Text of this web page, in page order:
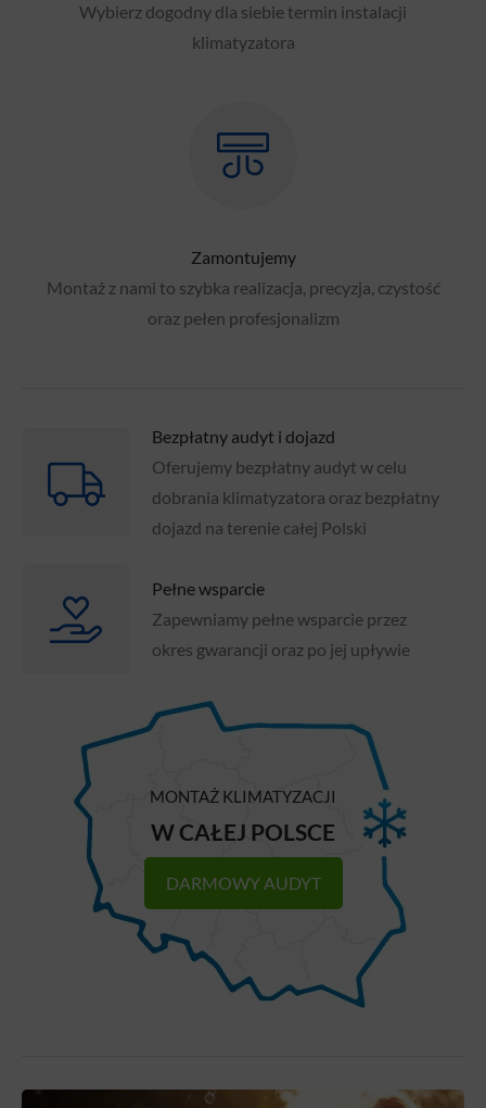
Wybierz dogodny dla siebie termin instalacji
klimatyzatora
Zamontujemy
Montaż z nami to szybka realizacja, precyzja, czystość
oraz pełen profesjonalizm
Bezpłatny audyt i dojazd
Oferujemy bezpłatny audyt w celu
dobrania klimatyzatora oraz bezpłatny
dojazd na terenie całej Polski
Pełne wsparcie
Zapewniamy pełne wsparcie przez
okres gwarancji oraz po jej upływie
MONTAŻ KLIMATYZACJI
W CAŁEJ POLSCE
DARMOWY AUDYT